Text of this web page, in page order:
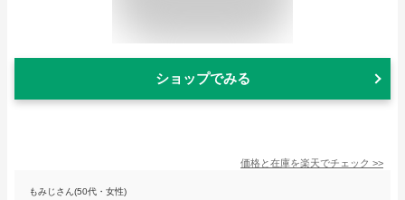
ショップでみる
価格と在庫を楽天でチェック >>
もみじさん(50代・女性)